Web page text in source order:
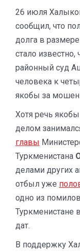
26 июля
сообщил, что
долга в
стало
районный суд
человека к
якобы за
Хотя речь
делом
главы
Туркменистана
делами других
отбыл уже
одно из
Туркменистане
дат.
В поддержку